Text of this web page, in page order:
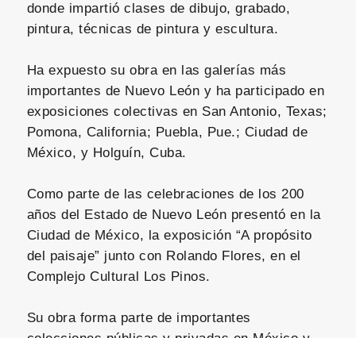
donde impartió clases de dibujo, grabado,
pintura, técnicas de pintura y escultura.
Ha expuesto su obra en las galerías más
importantes de Nuevo León y ha participado en
exposiciones colectivas en San Antonio, Texas;
Pomona, California; Puebla, Pue.; Ciudad de
México, y Holguín, Cuba.
Como parte de las celebraciones de los 200
años del Estado de Nuevo León presentó en la
Ciudad de México, la exposición “A propósito
del paisaje” junto con Rolando Flores, en el
Complejo Cultural Los Pinos.
Su obra forma parte de importantes